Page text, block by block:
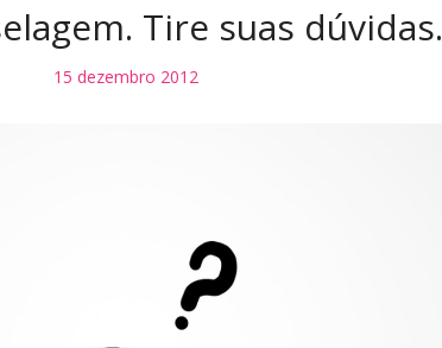
Tire suas dúvidas.
15 dezembro 2012